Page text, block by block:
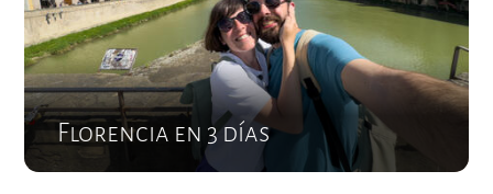
Florencia en 3 días